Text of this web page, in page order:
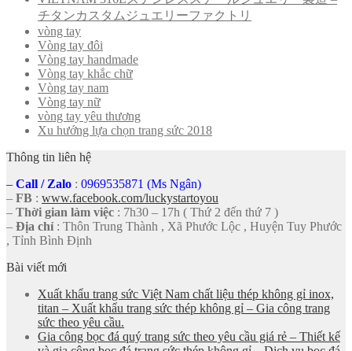
チタンカスタムジュエリーファクトリ
vòng tay
Vòng tay đôi
Vòng tay handmade
Vòng tay khắc chữ
Vòng tay nam
Vòng tay nữ
vòng tay yêu thương
Xu hướng lựa chọn trang sức 2018
Thông tin liên hệ
– Call / Zalo : 0969535871 (Ms Ngân)
– FB : www.facebook.com/luckystartoyou
– Thời gian làm việc : 7h30 – 17h ( Thứ 2 đến thứ 7 )
– Địa chỉ : Thôn Trung Thành , Xã Phước Lộc , Huyện Tuy Phước
, Tỉnh Bình Định
Bài viết mới
Xuất khẩu trang sức Việt Nam chất liệu thép không gỉ inox,
titan – Xuất khẩu trang sức thép không gỉ – Gia công trang
sức theo yêu cầu.
Gia công bọc đá quý trang sức theo yêu cầu giá rẻ – Thiết kế